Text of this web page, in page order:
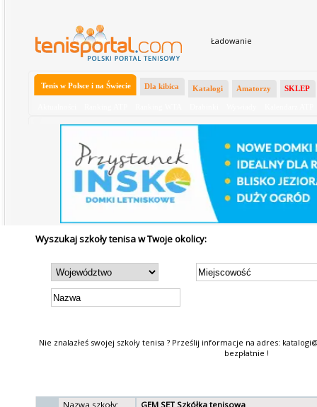
Ładowanie
Tenis w Polsce i na Świecie Dla kibica Katalogi Amatorzy SKLEP
Wyszukaj szkoły tenisa w Twoje okolicy:
Nie znalazłeś swojej szkoły tenisa ? Prześlij informacje na adres:
bezpłatnie !
Nazwa szkoły:
GEM SET Szkółka tenisowa